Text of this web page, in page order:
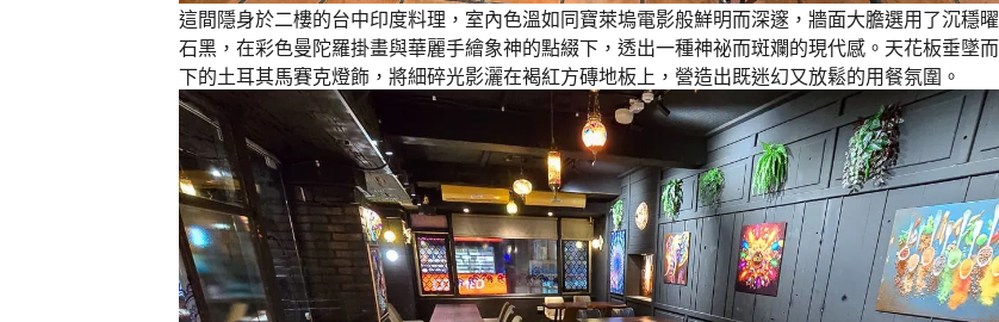
這間隱身於二樓的台中印度料理，室內色溫如同寶萊塢電影般鮮明而深邃，牆面大膽選用了沉穩曜
石黑，在彩色曼陀羅掛畫與華麗手繪象神的點綴下，透出一種神祕而斑斕的現代感。天花板垂墜而
下的土耳其馬賽克燈飾，將細碎光影灑在褐紅方磚地板上，營造出既迷幻又放鬆的用餐氛圍。